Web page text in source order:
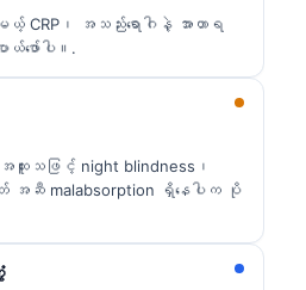
CRP၊ အသည်းရောဂါနဲ့ အာဟာရ
ယ်ဖော်ပါ။.
းသဖြင့် night blindness၊
တ် အဆီ malabsorption ရှိနေပါက ပို